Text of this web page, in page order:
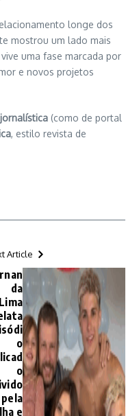
longe dos
mostrou um lado mais
uma fase marcada por
e novos projetos
(como de portal
, estilo revista de
Article
da
Lima
o
o
pela
e